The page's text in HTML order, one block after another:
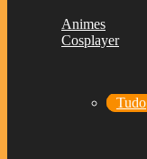
Animes
Cosplayer
Tudo